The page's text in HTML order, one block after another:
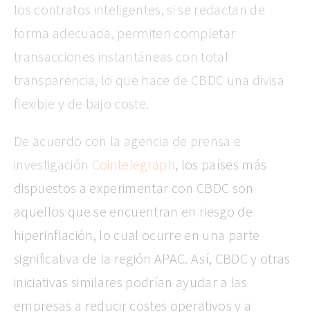
los contratos inteligentes, si se redactan de
forma adecuada, permiten completar
transacciones instantáneas con total
transparencia, lo que hace de CBDC una divisa
flexible y de bajo coste.
De acuerdo con la agencia de prensa e
investigación Cointelegraph, los países más
dispuestos a experimentar con CBDC son
aquellos que se encuentran en riesgo de
hiperinflación, lo cual ocurre en una parte
significativa de la región APAC. Así, CBDC y otras
iniciativas similares podrían ayudar a las
empresas a reducir costes operativos y a